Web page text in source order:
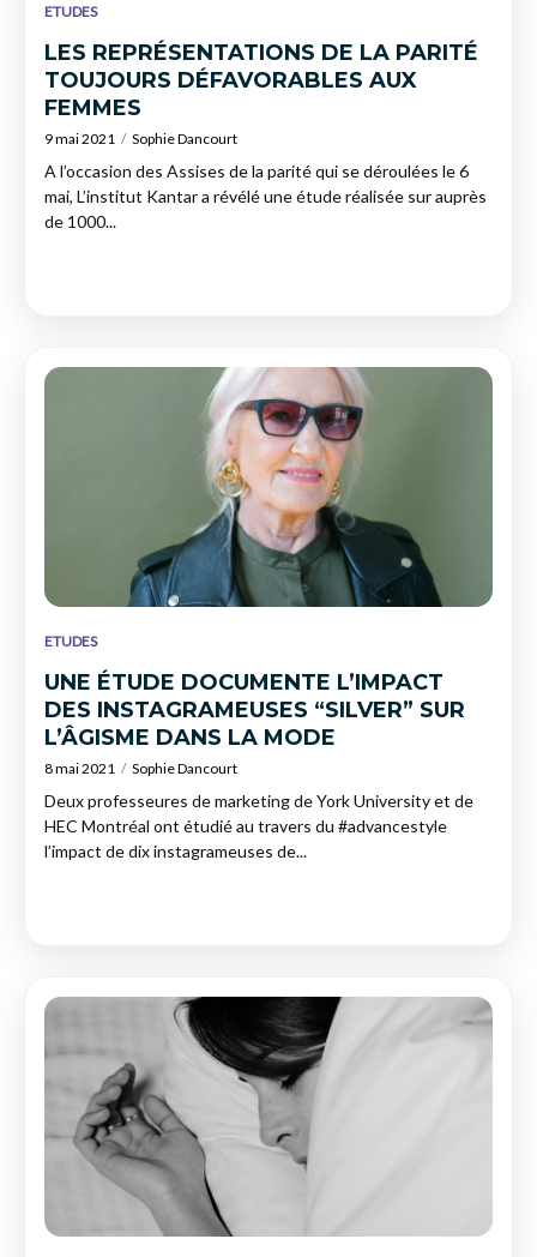
ETUDES
LES REPRÉSENTATIONS DE LA PARITÉ
TOUJOURS DÉFAVORABLES AUX
FEMMES
9 mai 2021 Sophie Dancourt
A l’occasion des Assises de la parité qui se déroulées le 6
mai, L’institut Kantar a révélé une étude réalisée sur auprès
de 1000...
ETUDES
UNE ÉTUDE DOCUMENTE L’IMPACT
DES INSTAGRAMEUSES “SILVER” SUR
L’ÂGISME DANS LA MODE
8 mai 2021 Sophie Dancourt
Deux professeures de marketing de York University et de
HEC Montréal ont étudié au travers du #advancestyle
l’impact de dix instagrameuses de...